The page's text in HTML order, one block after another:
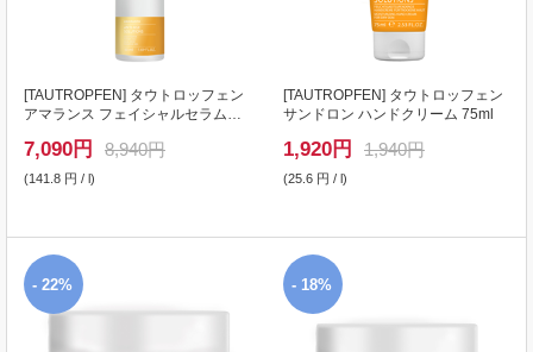
[TAUTROPFEN] タウトロッフェン
アマランス フェイシャルセラム
7,090円 8,940円
(141.8 円 / l)
[TAUTROPFEN] タウトロッフェン
サンドロン ハンドクリーム 75ml
1,920円 1,940円
(25.6 円 / l)
- 22% - 18%